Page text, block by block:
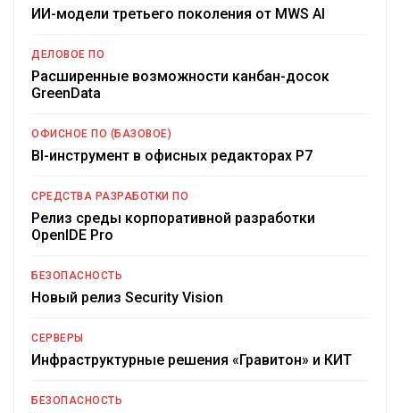
ИИ-модели третьего поколения от MWS AI
ДЕЛОВОЕ ПО
Расширенные возможности канбан-досок
GreenData
ОФИСНОЕ ПО (БАЗОВОЕ)
BI-инструмент в офисных редакторах Р7
СРЕДСТВА РАЗРАБОТКИ ПО
Релиз среды корпоративной разработки
OpenIDE Pro
БЕЗОПАСНОСТЬ
Новый релиз Security Vision
СЕРВЕРЫ
Инфраструктурные решения «Гравитон» и КИТ
БЕЗОПАСНОСТЬ